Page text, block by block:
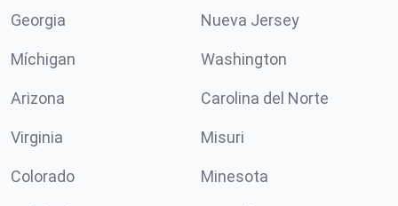
Georgia Nueva Jersey
Míchigan Washington
Arizona Carolina del Norte
Virginia Misuri
Colorado Minesota